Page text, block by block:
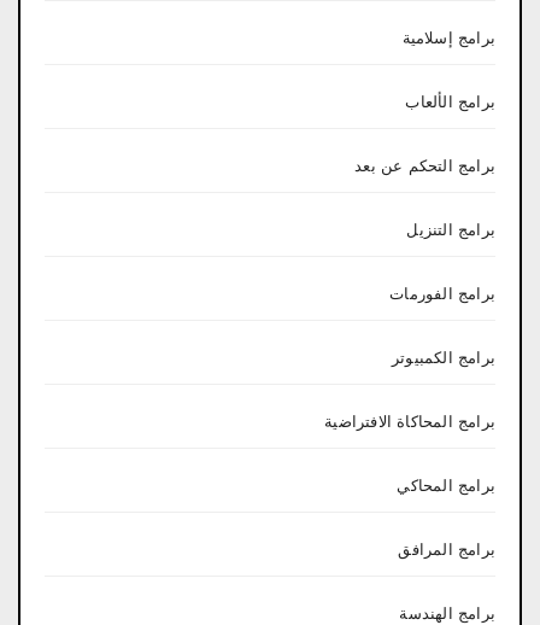
برامج إسلامية
برامج الألعاب
برامج التحكم عن بعد
برامج التنزيل
برامج الفورمات
برامج الكمبيوتر
برامج المحاكاة الافتراضية
برامج المحاكي
برامج المرافق
برامج الهندسة